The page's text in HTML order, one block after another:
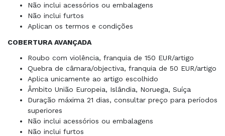
Não inclui acessórios ou embalagens
Não inclui furtos
Aplican os termos e condições
COBERTURA AVANÇADA
Roubo com violência, franquia de 150 EUR/artigo
Quebra de câmara/objectiva, franquia de 50 EUR/artigo
Aplica unicamente ao artigo escolhido
Âmbito União Europeia, Islândia, Noruega, Suíça
Duração máxima 21 dias, consultar preço para períodos
superiores
Não inclui acessórios ou embalagens
Não inclui furtos